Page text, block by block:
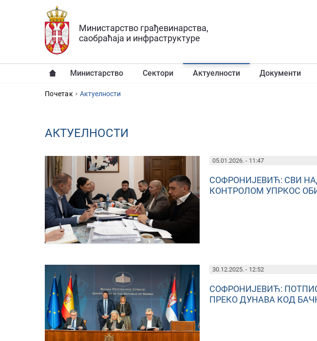
Прескочи на главни део садржаја
Министарство грађевинарства,
саобраћаја и инфраструктуре
Министарство Сектори Актуелности Документи
YOU ARE HERE
Почетак Aктуелности
AКТУЕЛНОСТИ
05.01.2026. - 11:47
СОФРОНИЈЕВИЋ: СВИ
КОНТРОЛОМ УПРКОС
30.12.2025. - 12:52
СОФРОНИЈЕВИЋ:
ПРЕКО ДУНАВА КОД
PAGES